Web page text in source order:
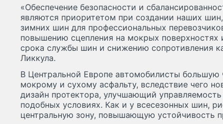
«Обеспечение безопасности и
являются приоритетом при создании наших
зимних шин для профессиональных
повышению сцепления на мокрых поверхностях
срока службы шин и снижению сопротивления
Ликкула.
В Центральной Европе автомобилисты большую
мокрому и сухому асфальту, вследствие чего
дизайн протектора, улучшающий
подобных условиях. Как и у всесезонных шин,
центральную зону, повышающую устойчивость